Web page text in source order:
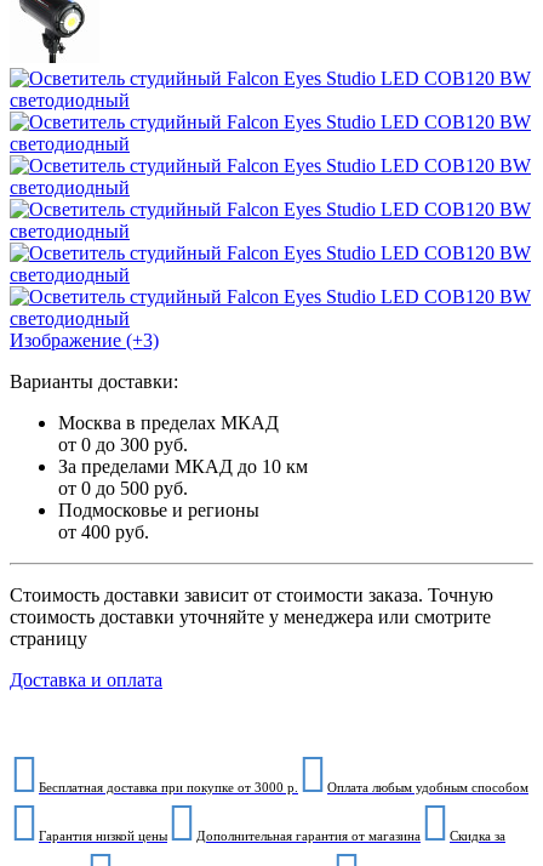
Изображение (+3)
Варианты доставки:
Москва в пределах МКАД
от 0 до 300 руб.
За пределами МКАД до 10 км
от 0 до 500 руб.
Подмосковье и регионы
от 400 руб.
Стоимость доставки зависит от стоимости заказа. Точную
стоимость доставки уточняйте у менеджера или смотрите
страницу
Доставка и оплата
Бесплатная доставка при покупке от 3000 р. Оплата любым удобным способом
Гарантия низкой цены Дополнительная гарантия от магазина Скидка за